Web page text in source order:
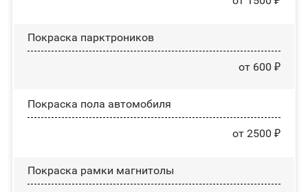
Покраска парктроников
от 600 ₽
Покраска пола автомобиля
от 2500 ₽
Покраска рамки магнитолы